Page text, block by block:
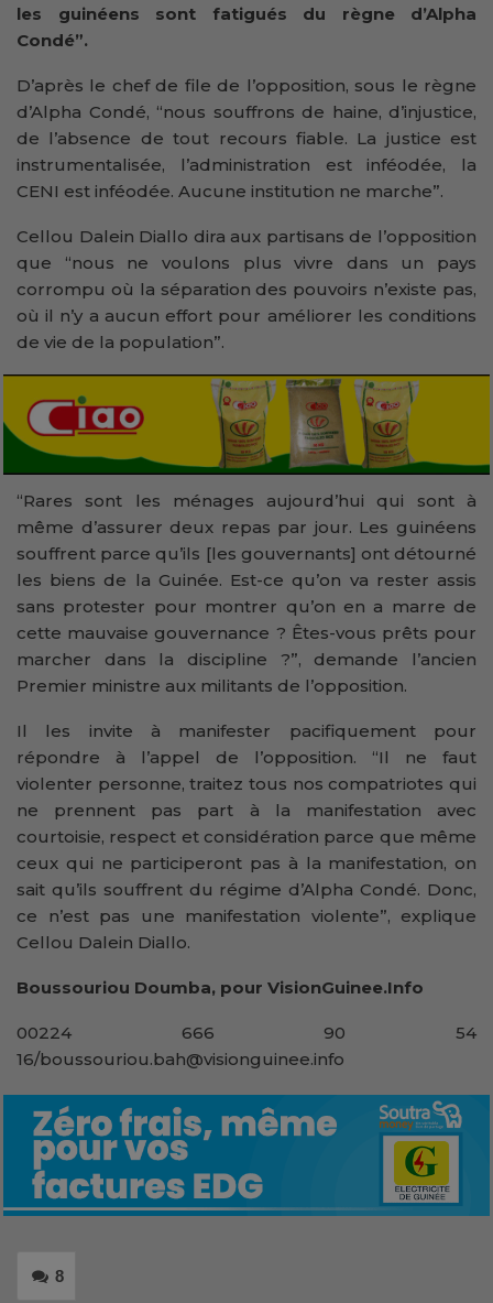
les guinéens sont fatigués du règne d’Alpha
Condé”.
D’après le chef de file de l’opposition, sous le règne
d’Alpha Condé, “nous souffrons de haine, d’injustice,
de l’absence de tout recours fiable. La justice est
instrumentalisée, l’administration est inféodée, la
CENI est inféodée. Aucune institution ne marche”.
Cellou Dalein Diallo dira aux partisans de l’opposition
que “nous ne voulons plus vivre dans un pays
corrompu où la séparation des pouvoirs n’existe pas,
où il n’y a aucun effort pour améliorer les conditions
de vie de la population”.
“Rares sont les ménages aujourd’hui qui sont à
même d’assurer deux repas par jour. Les guinéens
souffrent parce qu’ils [les gouvernants] ont détourné
les biens de la Guinée. Est-ce qu’on va rester assis
sans protester pour montrer qu’on en a marre de
cette mauvaise gouvernance ? Êtes-vous prêts pour
marcher dans la discipline ?”, demande l’ancien
Premier ministre aux militants de l’opposition.
Il les invite à manifester pacifiquement pour
répondre à l’appel de l’opposition. “Il ne faut
violenter personne, traitez tous nos compatriotes qui
ne prennent pas part à la manifestation avec
courtoisie, respect et considération parce que même
ceux qui ne participeront pas à la manifestation, on
sait qu’ils souffrent du régime d’Alpha Condé. Donc,
ce n’est pas une manifestation violente”, explique
Cellou Dalein Diallo.
Boussouriou Doumba, pour VisionGuinee.Info
00224 666 90 54
16/boussouriou.bah@visionguinee.info
8